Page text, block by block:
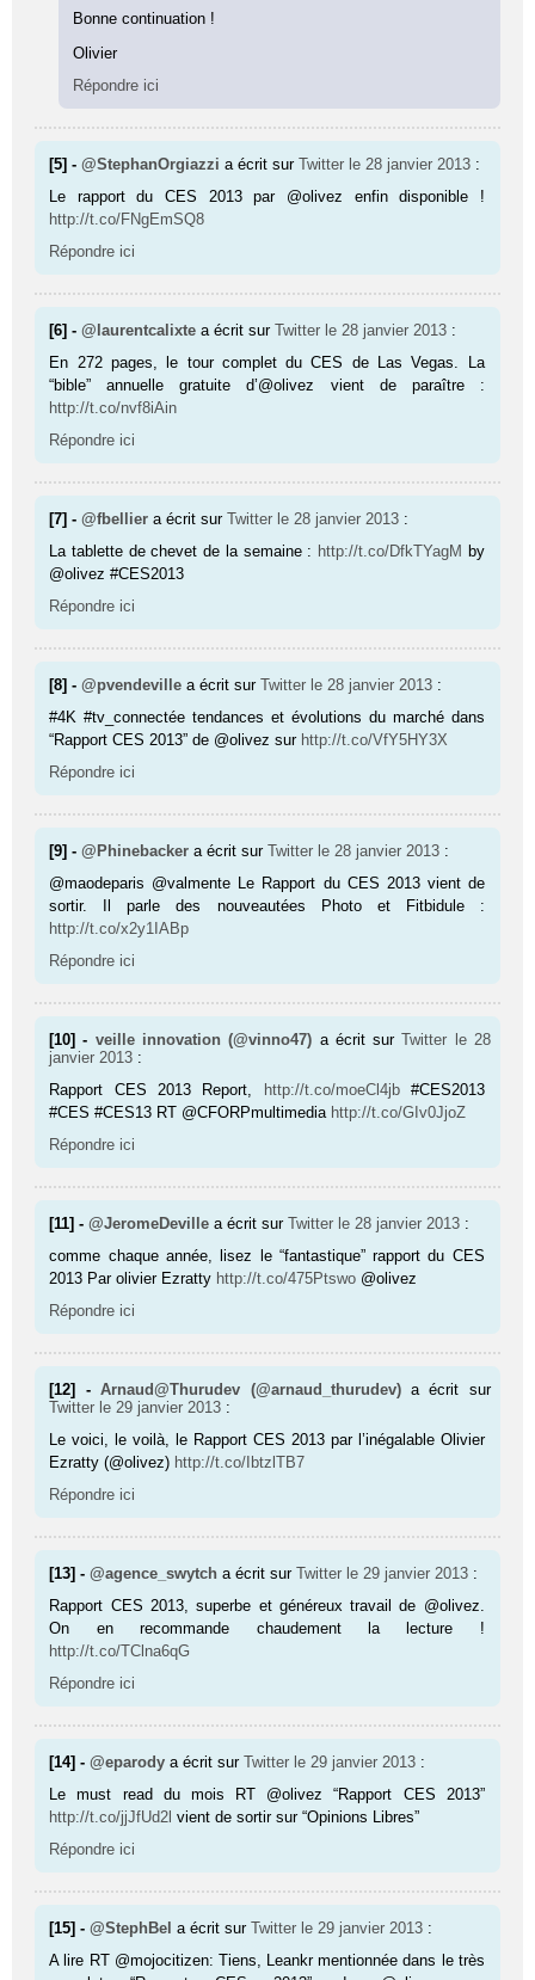
Bonne continuation !
Olivier
Répondre ici
[5] -@StephanOrgiazzi a écrit surTwitter le 28 janvier 2013 :
Le rapport du CES 2013 par @olivez enfin disponible !
http://t.co/FNgEmSQ8
Répondre ici
[6] -@laurentcalixte a écrit surTwitter le 28 janvier 2013 :
En 272 pages, le tour complet du CES de Las Vegas. La
“bible” annuelle gratuite d’@olivez vient de paraître :
http://t.co/nvf8iAin
Répondre ici
[7] -@fbellier a écrit surTwitter le 28 janvier 2013 :
La tablette de chevet de la semaine : http://t.co/DfkTYagM by
@olivez #CES2013
Répondre ici
[8] -@pvendeville a écrit surTwitter le 28 janvier 2013 :
#4K #tv_connectée tendances et évolutions du marché dans
“Rapport CES 2013” de @olivez sur http://t.co/VfY5HY3X
Répondre ici
[9] -@Phinebacker a écrit surTwitter le 28 janvier 2013 :
@maodeparis @valmente Le Rapport du CES 2013 vient de
sortir. Il parle des nouveautées Photo et Fitbidule :
http://t.co/x2y1IABp
Répondre ici
[10] - veille innovation (@vinno47) a écrit surTwitter
le 28
janvier 2013 :
Rapport CES 2013 Report,
http://t.co/moeCl4jb#CES2013
#CES #CES13 RT @CFORPmultimedia http://t.co/GIv0JjoZ
Répondre ici
[11] -@JeromeDeville a écrit surTwitter le 28 janvier 2013 :
comme chaque année, lisez le “fantastique” rapport du CES
2013 Par olivier Ezratty http://t.co/475Ptswo @olivez
Répondre ici
[12] -Arnaud@Thurudev (@arnaud_thurudev) a écrit sur
Twitter le 29 janvier 2013 :
Le voici, le voilà, le Rapport CES 2013 par l’inégalable Olivier
Ezratty (@olivez) http://t.co/IbtzlTB7
Répondre ici
[13] -@agence_swytch a écrit surTwitter le 29 janvier 2013 :
Rapport CES 2013, superbe et généreux travail de @olivez.
On en recommande chaudement la lecture !
http://t.co/TClna6qG
Répondre ici
[14] -@eparody a écrit surTwitter le 29 janvier 2013 :
Le must read du mois RT @olivez “Rapport CES 2013”
http://t.co/jjJfUd2l vient de sortir sur “Opinions Libres”
Répondre ici
[15] -@StephBel a écrit surTwitter le 29 janvier 2013 :
A lire RT @mojocitizen: Tiens, Leankr mentionnée dans le très